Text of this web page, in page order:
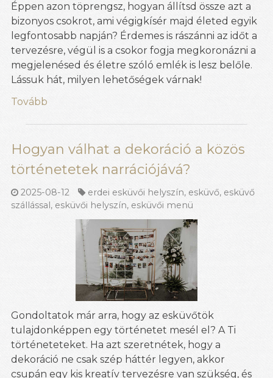
Éppen azon töprengsz, hogyan állítsd össze azt a
bizonyos csokrot, ami végigkísér majd életed egyik
legfontosabb napján? Érdemes is rászánni az időt a
tervezésre, végül is a csokor fogja megkoronázni a
megjelenésed és életre szóló emlék is lesz belőle.
Lássuk hát, milyen lehetőségek várnak!
Tovább
Hogyan válhat a dekoráció a közös
történetetek narrációjává?
2025-08-12 erdei esküvői helyszín, esküvő, esküvő
szállással, esküvői helyszín, esküvői menü
Gondoltatok már arra, hogy az esküvőtök
tulajdonképpen egy történetet mesél el? A Ti
történeteteket. Ha azt szeretnétek, hogy a
dekoráció ne csak szép háttér legyen, akkor
csupán egy kis kreatív tervezésre van szükség, és